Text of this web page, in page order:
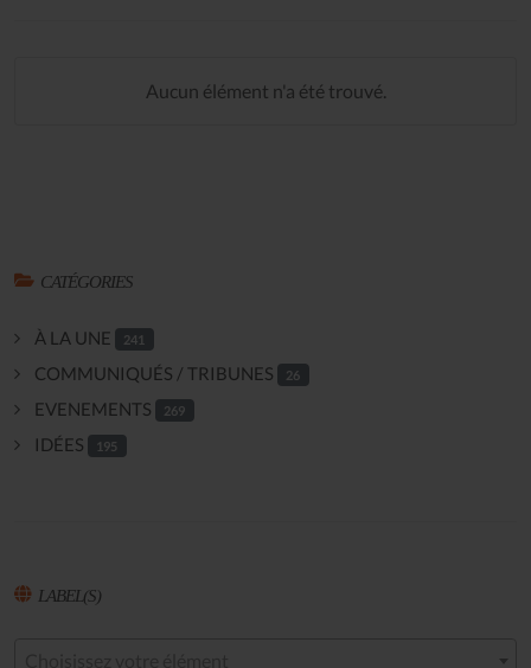
Aucun élément n'a été trouvé.
CATÉGORIES
À LA UNE 241
COMMUNIQUÉS / TRIBUNES 26
EVENEMENTS 269
IDÉES 195
LABEL(S)